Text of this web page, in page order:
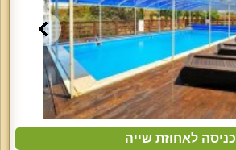
כניסה לאחוזת שייה